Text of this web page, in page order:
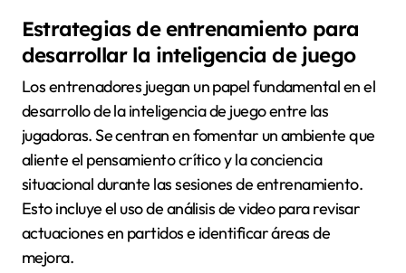
Estrategias de entrenamiento para
desarrollar la inteligencia de juego
Los entrenadores juegan un papel fundamental en el
desarrollo de la inteligencia de juego entre las
jugadoras. Se centran en fomentar un ambiente que
aliente el pensamiento crítico y la conciencia
situacional durante las sesiones de entrenamiento.
Esto incluye el uso de análisis de video para revisar
actuaciones en partidos e identificar áreas de
mejora.